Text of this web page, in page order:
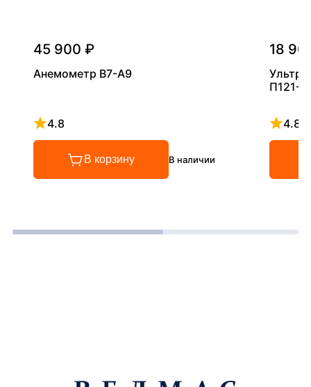
45 900 ₽
Анемометр В7-А9
4.8
Рейтинг 4.8 из 5
В корзину В наличии
18
П121-
4.8